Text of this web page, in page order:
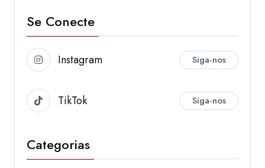
Se Conecte
Instagram Siga-nos
TikTok Siga-nos
Categorias